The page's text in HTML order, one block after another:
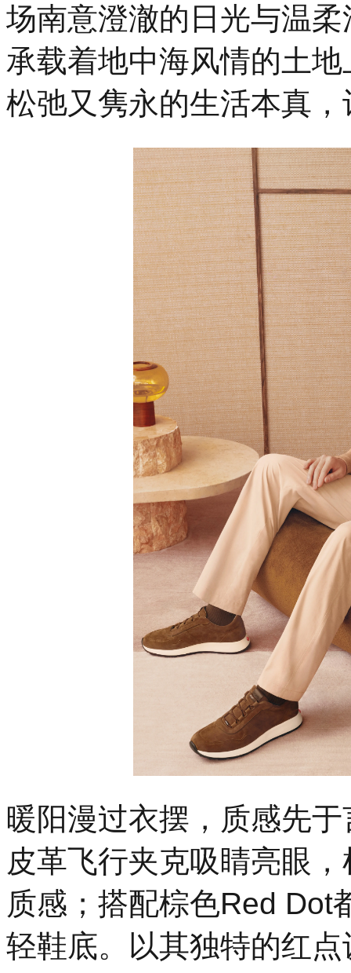
场南意澄澈的日光与温
承载着地中海风情的土
松弛又隽永的生活本真
暖阳漫过衣摆，质感先
皮革飞行夹克吸睛亮眼
质感；搭配棕色Red Dot
轻鞋底。以其独特的红